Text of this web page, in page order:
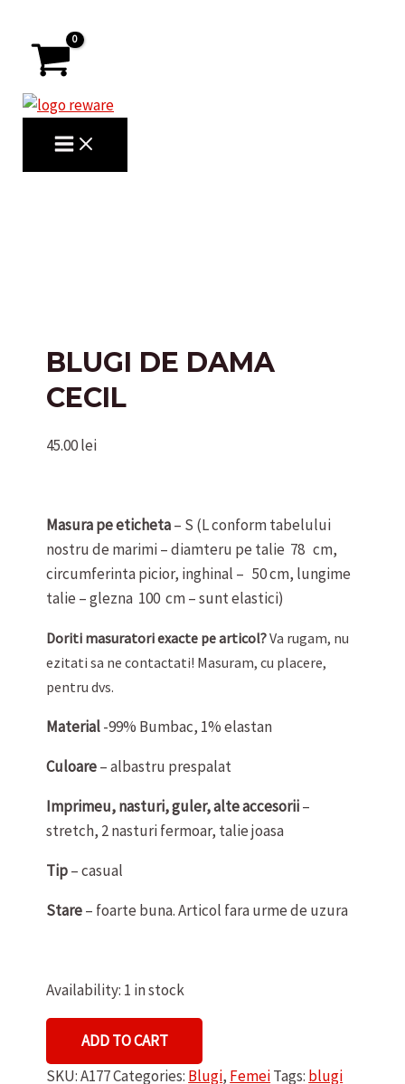
content
MAIN
MENU
BLUGI DE DAMA
CECIL
45.00lei
Masura pe eticheta– S (L conform tabelului
nostru de marimi – diamteru pe talie 78 cm,
circumferinta picior, inghinal – 50 cm, lungime
talie – glezna 100 cm – sunt elastici)
Doriti masuratori exacte pe articol?Va rugam, nu
ezitati sa ne contactati! Masuram, cu placere,
pentru dvs.
Material-99% Bumbac, 1% elastan
Culoare– albastru prespalat
Imprimeu, nasturi, guler, alte accesorii–
stretch, 2 nasturi fermoar, talie joasa
Tip– casual
Stare– foarte buna. Articol fara urme de uzura
Availability: 1 in stock
DAMA
ADD TO CART
SKU:A177Categories: Blugi, FemeiTags: blugi